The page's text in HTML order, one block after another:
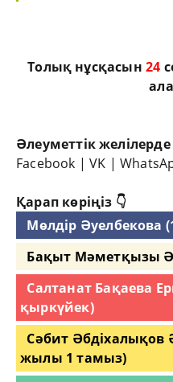
Толық нұсқасын23
Әлеуметтік желілерде
Facebook |VK |
Қарап көріңіз 👇
Мөлдір Әуелбекова
Бақыт Мәметқызы
Салтанат Бақаева
қыркүйек)
Сәбит Әбдіхалықов
жылы 1 тамыз)